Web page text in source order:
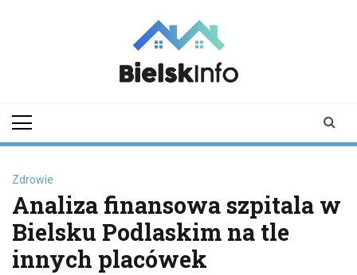
Podlaskiego i
Zdrowie
Analiza finansowa szpitala w
Bielsku Podlaskim na tle
innych placówek